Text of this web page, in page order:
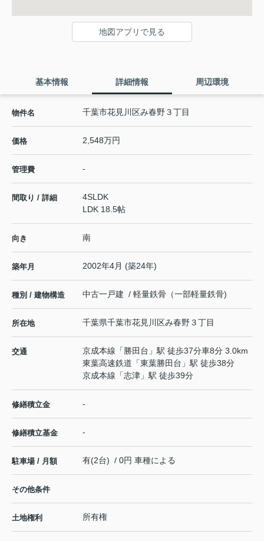
地図アプリで見る
基本情報 詳細情報 周辺環境
物件名 千葉市花見川区み春野３丁目
価格 2,548万円
管理費 -
間取り / 詳細
4SLDK
LDK 18.5帖
向き 南
築年月 2002年4月 (築24年)
種別 / 建物構造 中古一戸建 / 軽量鉄骨（一部軽量鉄骨)
所在地 千葉県千葉市花見川区み春野３丁目
交通 京成本線 「 勝田台 」駅 徒歩37分車8分 3.0km
東葉高速鉄道 「東葉勝田台 」駅 徒歩38分
京成本線 「志津 」駅 徒歩39分
修繕積立金 -
修繕積立基金 -
駐車場 / 月額 有(2台) / 0円 車種による
その他条件
土地権利 所有権